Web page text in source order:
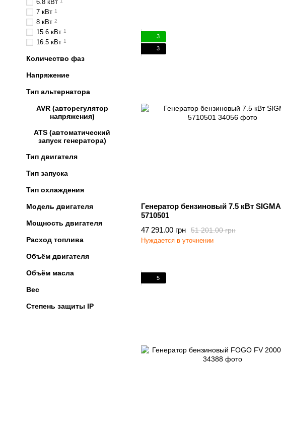
3
3
Генератор бензиновый 7.5 кВт SIGMA
5710501
51 201.00 грн
47 291.00 грн
Нуждается в уточнении
5
6.8 кВт
7 кВт 1
8 кВт 2
15.6 кВт 1
16.5 кВт 1
Количество фаз
Напряжение
Тип альтернатора
AVR (авторегулятор
напряжения)
ATS (автоматический
запуск генератора)
Тип двигателя
Тип запуска
Тип охлаждения
Модель двигателя
Мощность двигателя
Расход топлива
Объём двигателя
Объём масла
Вес
Степень защиты IP